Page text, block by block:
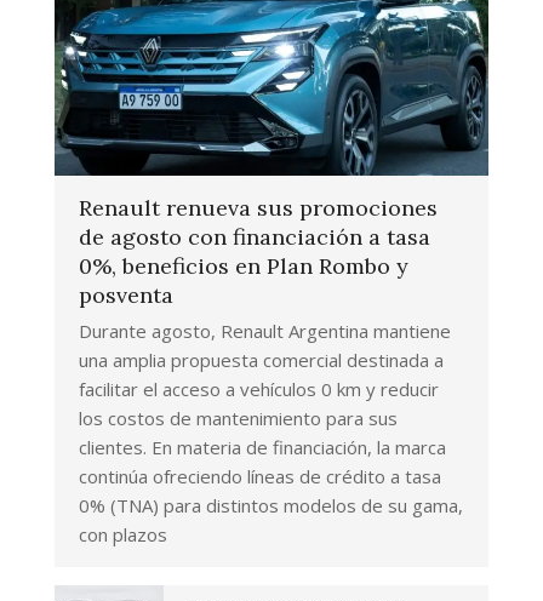
Renault renueva sus promociones
de agosto con financiación a tasa
0%, beneficios en Plan Rombo y
posventa
Durante agosto, Renault Argentina mantiene
una amplia propuesta comercial destinada a
facilitar el acceso a vehículos 0 km y reducir
los costos de mantenimiento para sus
clientes. En materia de financiación, la marca
continúa ofreciendo líneas de crédito a tasa
0% (TNA) para distintos modelos de su gama,
con plazos